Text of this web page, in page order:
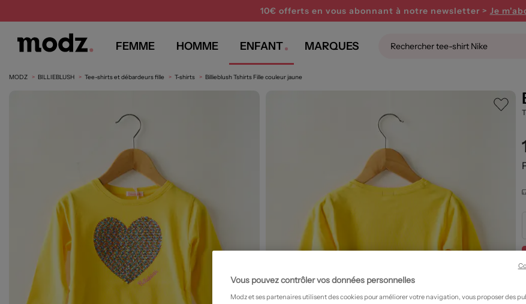
10€ offerts en vous abonnant à notre newsletter > Je
FEMME HOMME ENFANT MARQUES
MODZ BILLIEBLUSH Tee-shirts et débardeurs fille T-shirts Billieblush Tshirts Fille couleur jaune
Vous pouvez contrôler vos données personnelles
Modz et ses partenaires utilisent des cookies pour améliorer votre navigation, vous proposer des